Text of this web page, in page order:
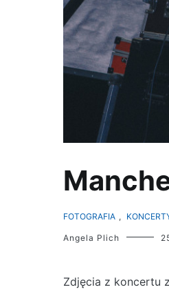
FOTOGRAFIA ,
Angela Plich
Zdjęcia z koncertu